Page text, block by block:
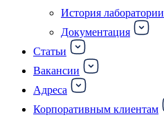
История лаборатории
Документация
Статьи
Вакансии
Адреса
Корпоративным клиентам